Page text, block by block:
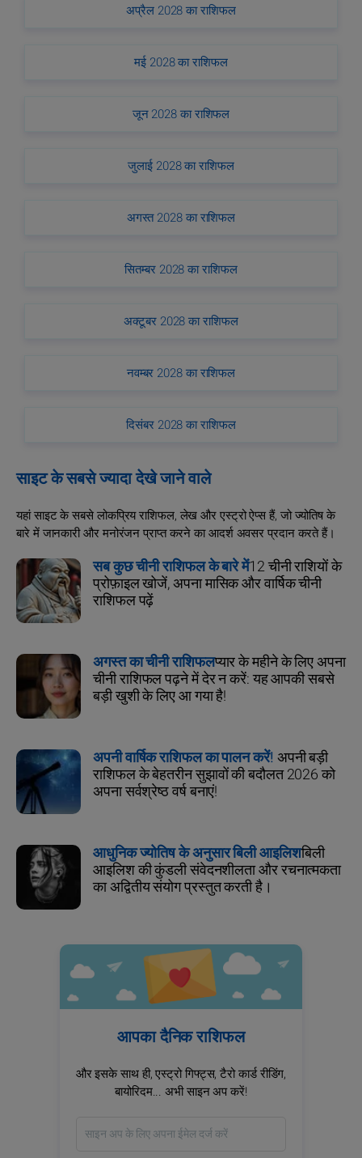
अप्रैल 2028 का राशिफल
मई 2028 का राशिफल
जून 2028 का राशिफल
जुलाई 2028 का राशिफल
अगस्त 2028 का राशिफल
सितम्बर 2028 का राशिफल
अक्टूबर 2028 का राशिफल
नवम्बर 2028 का राशिफल
दिसंबर 2028 का राशिफल
साइट के सबसे ज्यादा देखे जाने वाले
यहां साइट के सबसे लोकप्रिय राशिफल, लेख और एस्ट्रो ऐप्स हैं, जो ज्योतिष के
बारे में जानकारी और मनोरंजन प्राप्त करने का आदर्श अवसर प्रदान करते हैं।
सब कुछ चीनी राशिफल के बारे में12 चीनी राशियों के
प्रोफ़ाइल खोजें, अपना मासिक और वार्षिक चीनी
राशिफल पढ़ें
अगस्त का चीनी राशिफलप्यार के महीने के लिए अपना
चीनी राशिफल पढ़ने में देर न करें: यह आपकी सबसे
बड़ी खुशी के लिए आ गया है!
अपनी वार्षिक राशिफल का पालन करें! अपनी बड़ी
राशिफल के बेहतरीन सुझावों की बदौलत 2026 को
अपना सर्वश्रेष्ठ वर्ष बनाएं!
आधुनिक ज्योतिष के अनुसार बिली आइलिशबिली
आइलिश की कुंडली संवेदनशीलता और रचनात्मकता
का अद्वितीय संयोग प्रस्तुत करती है।
आपका दैनिक राशिफल
और इसके साथ ही, एस्ट्रो गिफ्ट्स, टैरो कार्ड रीडिंग,
बायोरिदम... अभी साइन अप करें!